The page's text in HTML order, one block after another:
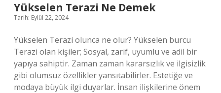
Yükselen Terazi Ne Demek
Tarih: Eylül 22, 2024
Yükselen Terazi olunca ne olur? Yükselen burcu
Terazi olan kişiler; Sosyal, zarif, uyumlu ve adil bir
yapıya sahiptir. Zaman zaman kararsızlık ve ilgisizlik
gibi olumsuz özellikler yansıtabilirler. Estetiğe ve
modaya büyük ilgi duyarlar. İnsan ilişkilerine önem